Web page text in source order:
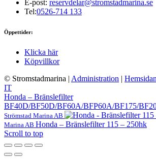
E-post: reservdelar@stromstadmarina.se
Tel:0526-714 133
Öppettider:
Klicka här
Köpvillkor
© Stromstadmarina | Administration |
IT
Honda – Bränslefilter
BF40D/BF50D/BF60A/BFP60A/BF175/
Strömstad Marina AB
Marina AB Honda – Bränslefilter 115 – 250hk
Scroll to top